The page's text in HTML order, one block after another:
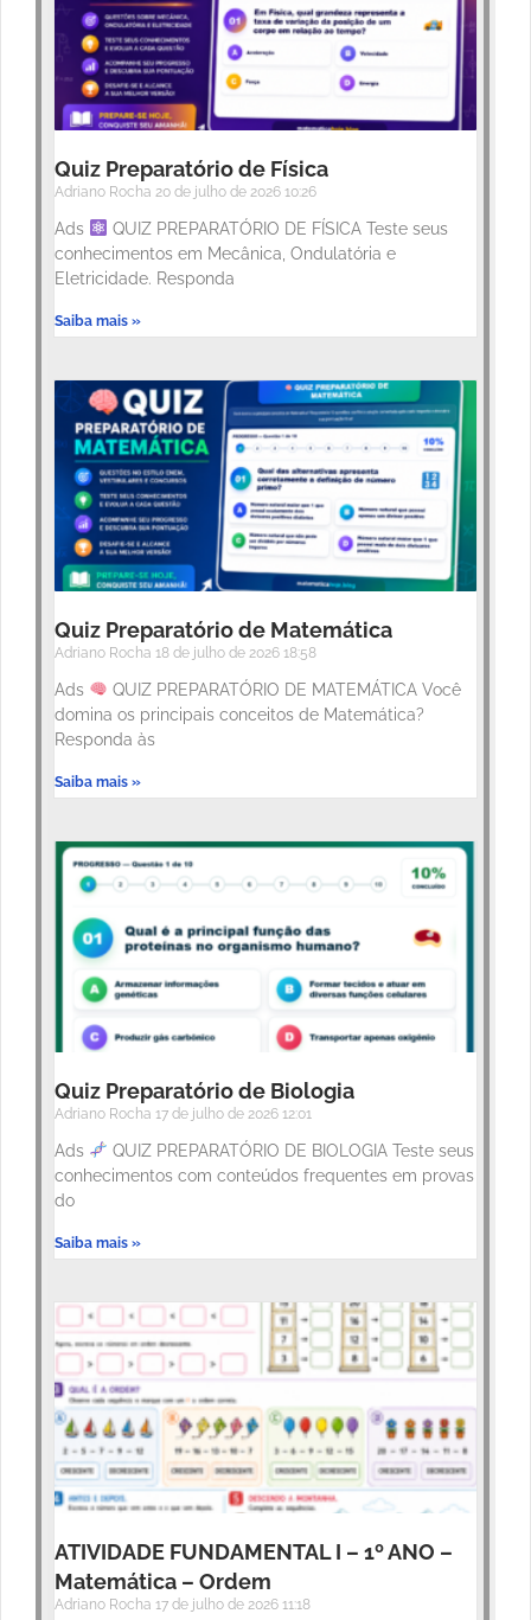
Quiz Preparatório de Física
Adriano Rocha 20 de julho de 2026 10:26
Ads
QUIZ PREPARATÓRIO DE FÍSICA Teste seus
conhecimentos em Mecânica, Ondulatória e
Eletricidade. Responda
Saiba mais »
Quiz Preparatório de Matemática
Adriano Rocha 18 de julho de 2026 18:58
Ads
QUIZ PREPARATÓRIO DE MATEMÁTICA Você
domina os principais conceitos de Matemática?
Responda às
Saiba mais »
Quiz Preparatório de Biologia
Adriano Rocha 17 de julho de 2026 12:01
Ads
QUIZ PREPARATÓRIO DE BIOLOGIA Teste seus
conhecimentos com conteúdos frequentes em provas
do
Saiba mais »
ATIVIDADE FUNDAMENTAL I – 1º ANO –
Matemática – Ordem
Adriano Rocha 17 de julho de 2026 11:18